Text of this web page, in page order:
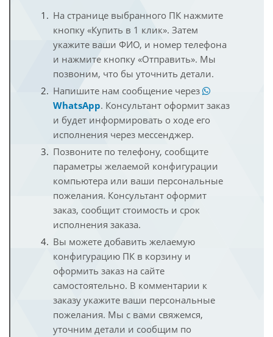
На странице выбранного ПК нажмите
кнопку «Купить в 1 клик». Затем
укажите ваши ФИО, и номер телефона
и нажмите кнопку «Отправить». Мы
позвоним, что бы уточнить детали.
Напишите нам сообщение через
WhatsApp. Консультант оформит заказ
и будет информировать о ходе его
исполнения через мессенджер.
Позвоните по телефону, сообщите
параметры желаемой конфигурации
компьютера или ваши персональные
пожелания. Консультант оформит
заказ, сообщит стоимость и срок
исполнения заказа.
Вы можете добавить желаемую
конфигурацию ПК в корзину и
оформить заказ на сайте
самостоятельно. В комментарии к
заказу укажите ваши персональные
пожелания. Мы с вами свяжемся,
уточним детали и сообщим по